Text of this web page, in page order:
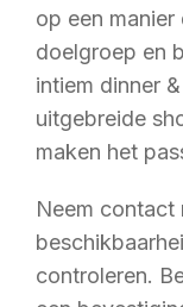
op een
doelgroep en
intiem dinner
uitgebreide
maken het
Neem contact
controleren.